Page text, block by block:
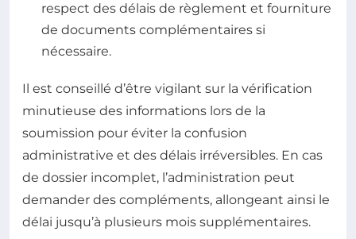
respect des délais de règlement et fourniture
de documents complémentaires si
nécessaire.
Il est conseillé d’être vigilant sur la vérification
minutieuse des informations lors de la
soumission pour éviter la confusion
administrative et des délais irréversibles. En cas
de dossier incomplet, l’administration peut
demander des compléments, allongeant ainsi le
délai jusqu’à plusieurs mois supplémentaires.